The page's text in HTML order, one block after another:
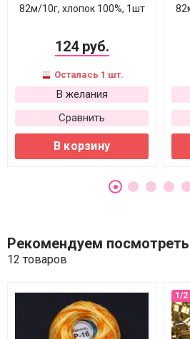
82м/10г, хлопок 100%, 1шт
124 руб.
Осталась 1 шт.
В желания
Сравнить
В корзину
Рекомендуем посмотреть
12 товаров